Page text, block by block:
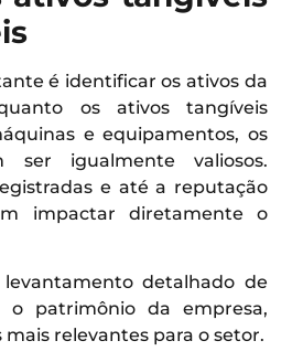
é identificar os ativos da
os ativos tangíveis
e equipamentos, os
ser igualmente valiosos.
e até a reputação
impactar diretamente o
detalhado de
patrimônio da empresa,
relevantes para o setor.